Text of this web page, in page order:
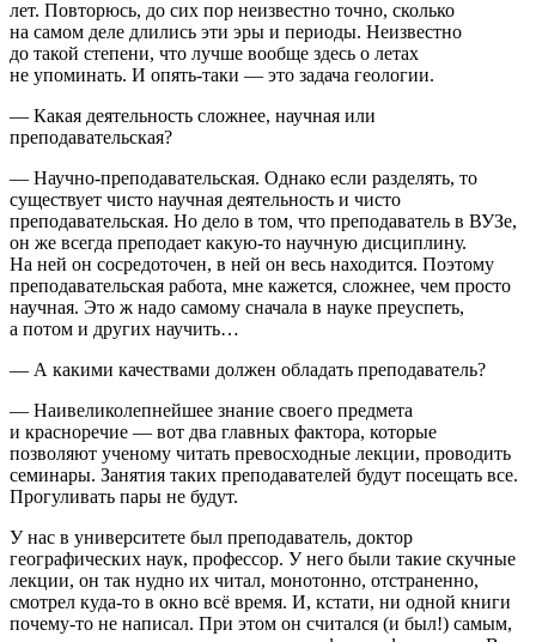
лет. Повторюсь, до сих пор неизвестно точно, сколько
на самом деле длились эти эры и периоды. Неизвестно
до такой степени, что лучше вообще здесь о летах
не упоминать. И опять-таки — это задача геологии.
— Какая деятельность сложнее, научная или
преподавательская?
— Научно-преподавательская. Однако если разделять, то
существует чисто научная деятельность и чисто
преподавательская. Но дело в том, что преподаватель в ВУЗе,
он же всегда преподает какую-то научную дисциплину.
На ней он сосредоточен, в ней он весь находится. Поэтому
преподавательская работа, мне кажется, сложнее, чем просто
научная. Это ж надо самому сначала в науке преуспеть,
а потом и других научить…
— А какими качествами должен обладать преподаватель?
— Наивеликолепнейшее знание своего предмета
и красноречие — вот два главных фактора, которые
позволяют ученому читать превосходные лекции, проводить
семинары. Занятия таких преподавателей будут посещать все.
Прогуливать пары не будут.
У нас в университете был преподаватель, доктор
географических наук, профессор. У него были такие скучные
лекции, он так нудно их читал, монотонно, отстраненно,
смотрел куда-то в окно всё время. И, кстати, ни одной книги
почему-то не написал. При этом он считался (и был!) самым,